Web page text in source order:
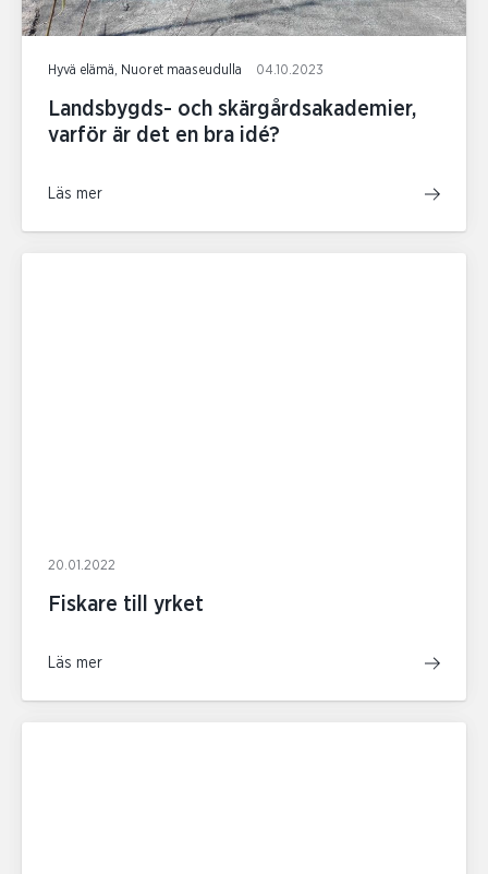
Hyvä elämä, Nuoret maaseudulla 04.10.2023
Landsbygds- och skärgårdsakademier,
varför är det en bra idé?
Läs mer
20.01.2022
Fiskare till yrket
Läs mer